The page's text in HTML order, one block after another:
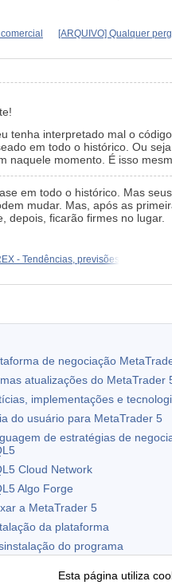
[ARQUIVO] Qualquer
tenha interpretado mal o
em todo o histórico. Ou
naquele momento. É isso
em todo o histórico. Mas
mudar. Mas, após as
depois, ficarão firmes no lugar.
- Tendências, previsões
de negociação
atualizações do MetaTrader
implementações e
do usuário para MetaTrader 5
de estratégias de
Cloud Network
Algo Forge
a MetaTrader 5
da plataforma
do programa
Esta página utiliza